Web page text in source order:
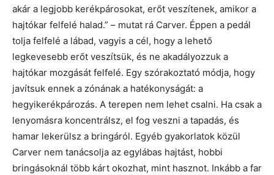
akár a legjobb kerékpárosokat, erőt veszítenek, amikor a
hajtókar felfelé halad.” – mutat rá Carver. Éppen a pedál
tolja felfelé a lábad, vagyis a cél, hogy a lehető
legkevesebb erőt veszítsük, és ne akadályozzuk a
hajtókar mozgását felfelé. Egy szórakoztató módja, hogy
javítsuk ennek a zónának a hatékonyságát: a
hegyikerékpározás. A terepen nem lehet csalni. Ha csak a
lenyomásra koncentrálsz, el fog veszni a tapadás, és
hamar lekerülsz a bringáról. Egyéb gyakorlatok közül
Carver nem tanácsolja az egylábas hajtást, hobbi
bringásoknál több kárt okozhat, mint hasznot. Inkább a far